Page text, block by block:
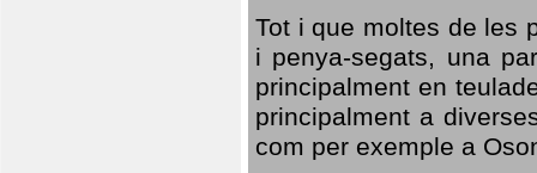
Tot i que moltes de les
i penya-segats, una
principalment en
principalment a
com per exemple a